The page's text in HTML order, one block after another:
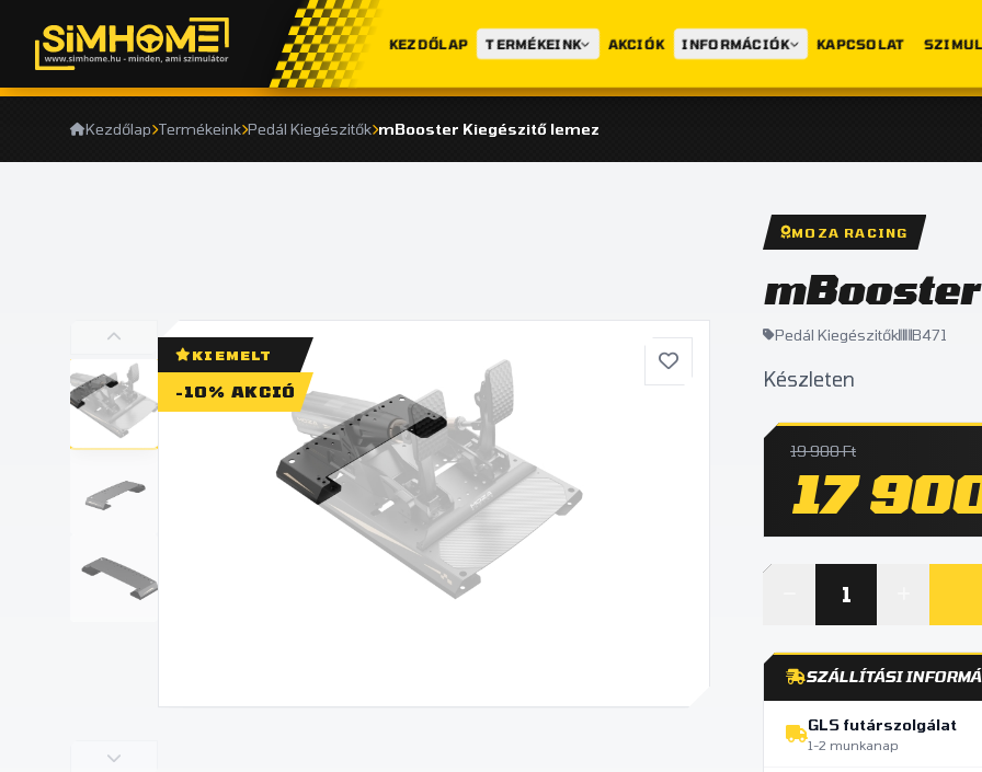
KEZDŐLAP TERMÉKEINK AKCIÓK INFORMÁCIÓK KAPCSOLAT
Kezdőlap Termékeink Pedál Kiegészitők mBooster Kiegészitő lemez
KIEMELT
-10% AKCIÓ
MOZA RACING
Pedál Kiegészitők B471
Készleten
19 900 Ft
17
SZÁLLÍTÁSI
GLS futárszolgálat
1-2 munkanap